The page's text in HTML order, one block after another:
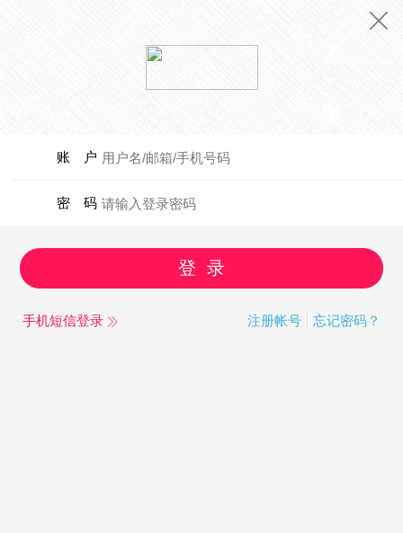
账 户
密 码
登 录
手机短信登录 注册帐号 忘记密码？